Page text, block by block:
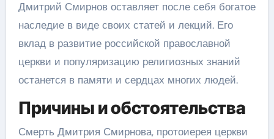
Дмитрий Смирнов оставляет после себя богатое
наследие в виде своих статей и лекций. Его
вклад в развитие российской православной
церкви и популяризацию религиозных знаний
останется в памяти и сердцах многих людей.
Причины и обстоятельства
Смерть Дмитрия Смирнова, протоиерея церкви